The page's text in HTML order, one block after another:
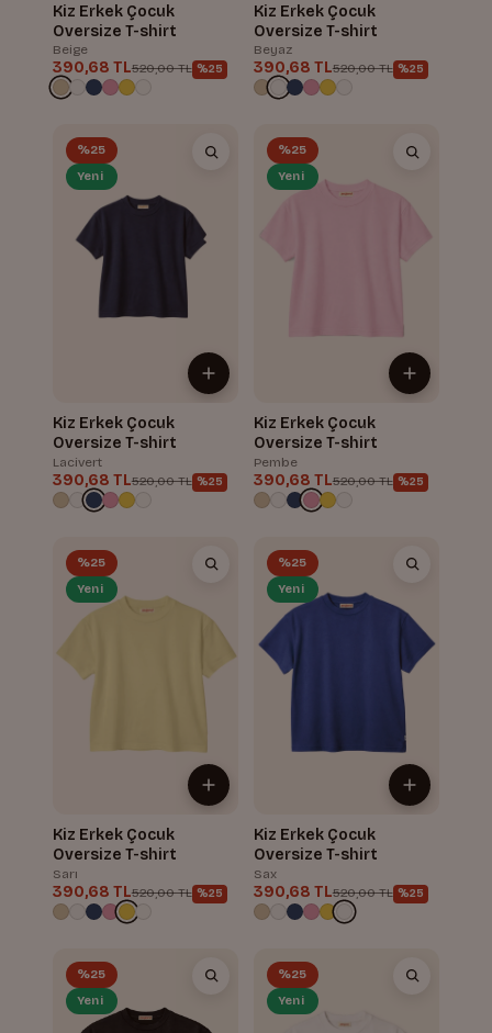
Kiz Erkek Çocuk
Oversize T-shirt
Beige
390,68 TL520,00 TL %25
Kiz Erkek Çocuk
Oversize T-shirt
Beyaz
390,68 TL520,00 TL %25
%25
Yeni
Kiz Erkek Çocuk
Oversize T-shirt
Lacivert
390,68 TL520,00 TL %25
%25
Yeni
Kiz Erkek Çocuk
Oversize T-shirt
Pembe
390,68 TL520,00 TL %25
%25
Yeni
Kiz Erkek Çocuk
Oversize T-shirt
Sarı
390,68 TL520,00 TL %25
%25
Yeni
Kiz Erkek Çocuk
Oversize T-shirt
Sax
390,68 TL520,00 TL %25
%25
Yeni
%25
Yeni